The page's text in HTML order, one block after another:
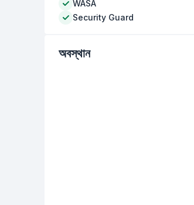
WASA
Security Guard
অবস্থান